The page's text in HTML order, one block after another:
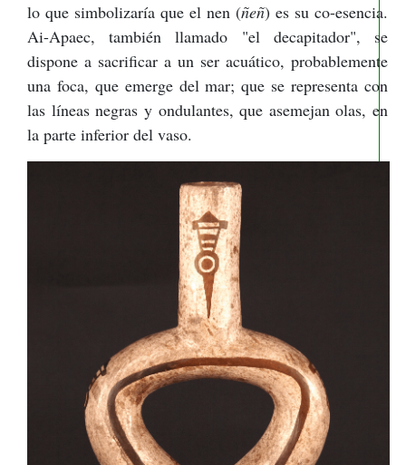
lo que simbolizaría que el nen (ñeñ) es su co-esencia.
Ai-Apaec, también llamado "el decapitador", se
dispone a sacrificar a un ser acuático, probablemente
una foca, que emerge del mar; que se representa con
las líneas negras y ondulantes, que asemejan olas, en
la parte inferior del vaso.